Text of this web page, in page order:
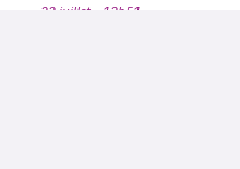
22 juillet - 12h51